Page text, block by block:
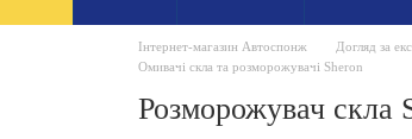
Інтернет-магазин Автоспонж Догляд за
Омивачі скла та розморожувачі Sheron
Розморожувач скла